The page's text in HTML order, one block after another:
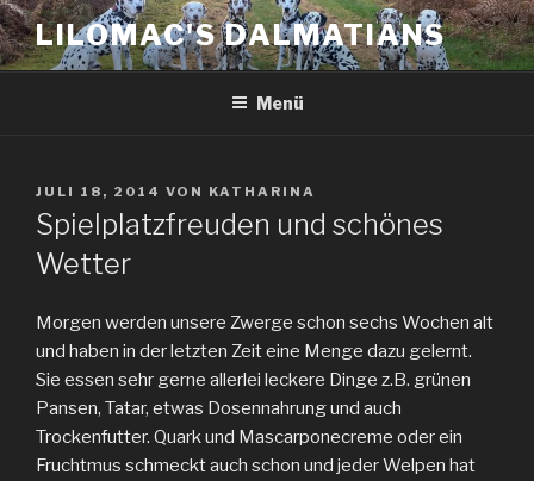
Zum
Inhalt
springen
LILOMAC'S DALMATIANS
Menü
VERÖFFENTLICHT
AM
JULI 18, 2014 VON KATHARINA
Spielplatzfreuden und schönes
Wetter
Morgen werden unsere Zwerge schon sechs Wochen alt
und haben in der letzten Zeit eine Menge dazu gelernt.
Sie essen sehr gerne allerlei leckere Dinge z.B. grünen
Pansen, Tatar, etwas Dosennahrung und auch
Trockenfutter. Quark und Mascarponecreme oder ein
Fruchtmus schmeckt auch schon und jeder Welpen hat